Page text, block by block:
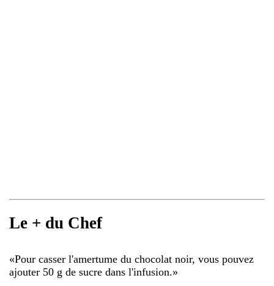
Le + du Chef
«Pour casser l'amertume du chocolat noir, vous pouvez
ajouter 50 g de sucre dans l'infusion.»